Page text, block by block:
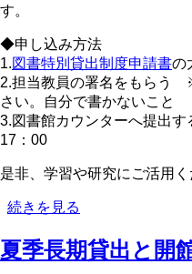
複
相
互
貸
借
の
申
込
に
つ
て
の
す。
◆申し込み方法
1.図書特別貸出制度申請書の
2.担当教員の署名をもらう
さい。自分で書かないこと
3.図書館カウンターへ提出
17：00
是非、学習や研究にご活用く
＜
学
卒
続きを見る
夏季長期貸出と開